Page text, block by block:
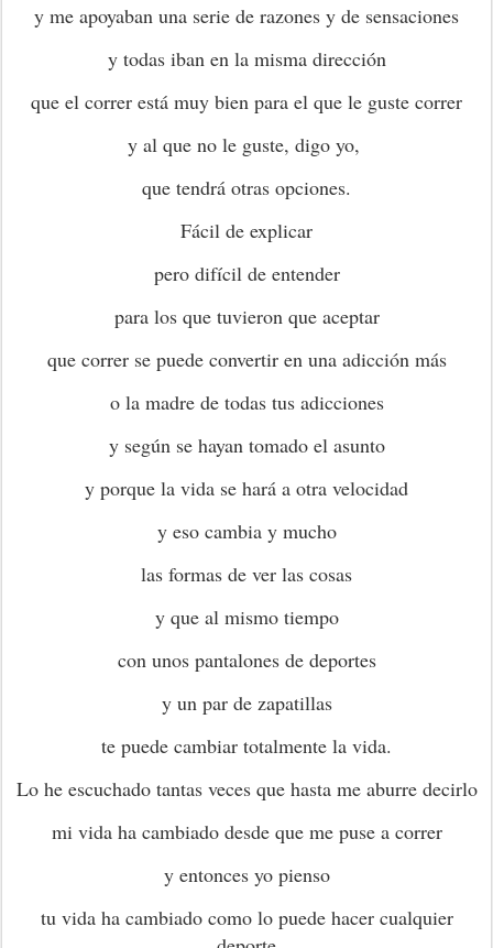
y me apoyaban una serie de razones y de sensaciones
y todas iban en la misma dirección
que el correr está muy bien para el que le guste correr
y al que no le guste, digo yo,
que tendrá otras opciones.
Fácil de explicar
pero difícil de entender
para los que tuvieron que aceptar
que correr se puede convertir en una adicción más
o la madre de todas tus adicciones
y según se hayan tomado el asunto
y porque la vida se hará a otra velocidad
y eso cambia y mucho
las formas de ver las cosas
y que al mismo tiempo
con unos pantalones de deportes
y un par de zapatillas
te puede cambiar totalmente la vida.
Lo he escuchado tantas veces que hasta me aburre decirlo
mi vida ha cambiado desde que me puse a correr
y entonces yo pienso
tu vida ha cambiado como lo puede hacer cualquier